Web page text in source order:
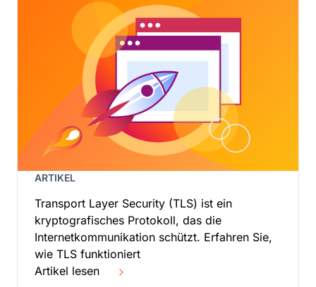
Papua-Neuguinea
Plurinationaler Staat Bolivien
Portugal
Puerto Rico
Réunion
Ruanda
Russland
Saint-Barthélemy
Salomonen
Sambia
Samoa
ARTIKEL
Transport Layer Security (TLS) ist ein
kryptografisches Protokoll, das die
Internetkommunikation schützt. Erfahren Sie,
wie TLS funktioniert
Artikel lesen